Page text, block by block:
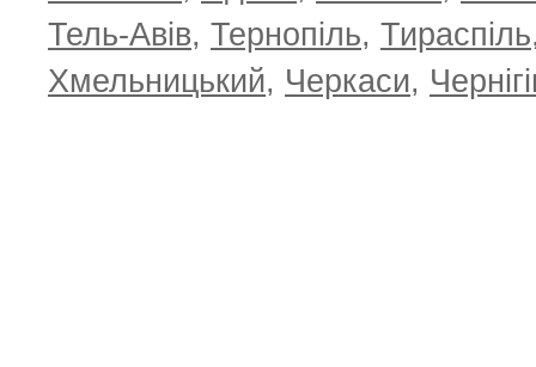
Тель-Авів, Тернопіль, Тираспіль
Хмельницький, Черкаси,